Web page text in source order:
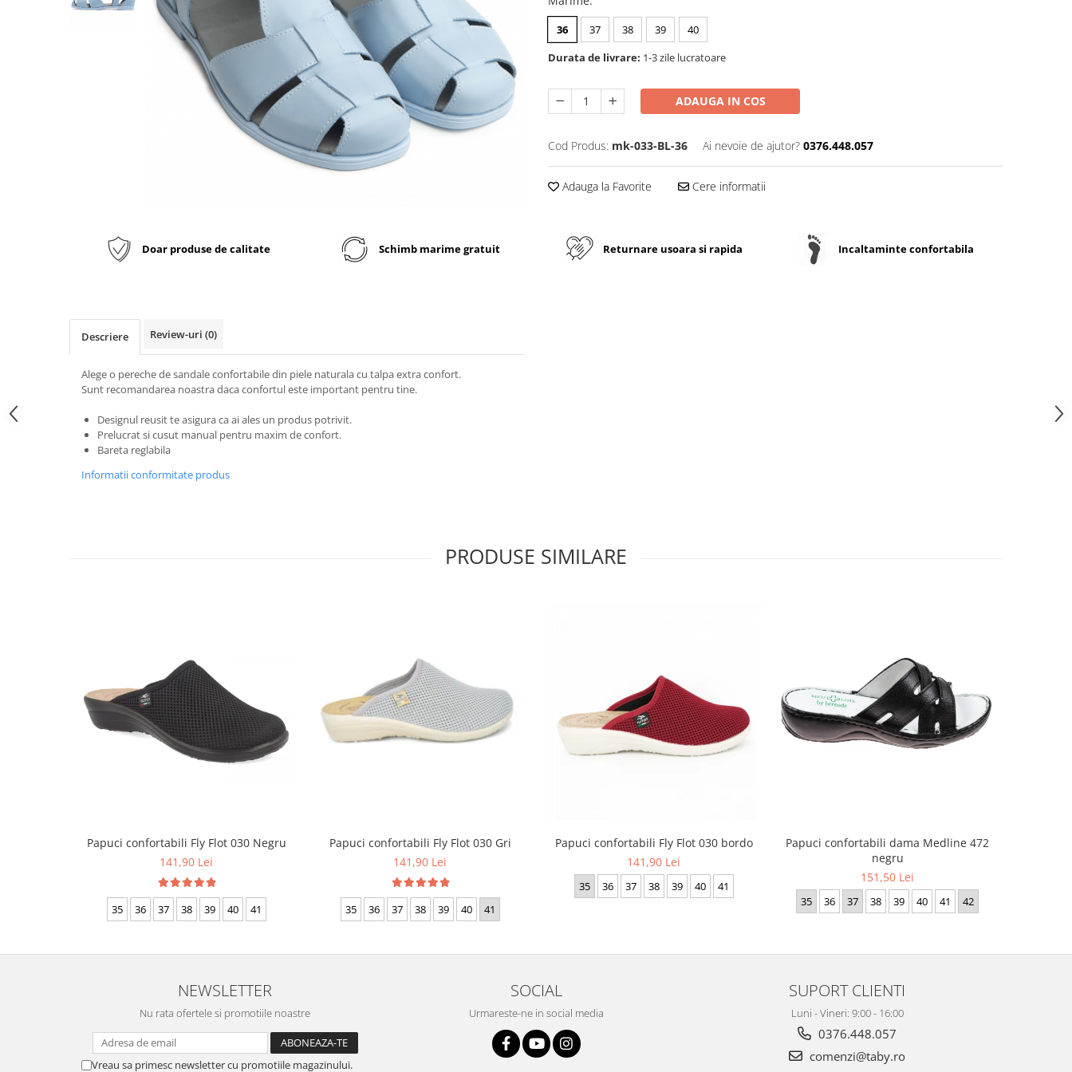
36 37 38 39
40
Durata de livrare: 1-3 zile lucratoare
ADAUGA IN COS
Cod Produs: mk-033-BL-36 Ai nevoie de ajutor? 0376.448.057
Adauga la Favorite Cere informatii
Doar produse de calitate Schimb marime gratuit Returnare usoara si rapida Incaltaminte confortabila
Descriere Review-uri (0)
Alege o pereche de sandale confortabile din piele naturala cu talpa extra confort.
Sunt recomandarea noastra daca confortul este important pentru tine.
Designul reusit te asigura ca ai ales un produs potrivit.
Prelucrat si cusut manual pentru maxim de confort.
Bareta reglabila
Informatii conformitate produs
PRODUSE SIMILARE
Papuci confortabili Fly Flot 030 Negru
141,90 Lei
35 36 37 38 39 40 41
Papuci confortabili Fly Flot 030 Gri
141,90 Lei
35 36 37 38 39 40 41
Papuci confortabili Fly Flot 030 bordo
141,90 Lei
35 36 37 38 39 40 41
Papuci confortabili dama Medline 472
negru
151,50 Lei
35 36 37 38 39 40 41 42
NEWSLETTER
Nu rata ofertele si promotiile noastre
Vreau sa primesc newsletter cu promotiile magazinului.
SOCIAL
Urmareste-ne in social media
SUPORT CLIENTI
Luni - Vineri: 9:00 - 16:00
0376.448.057
comenzi@taby.ro